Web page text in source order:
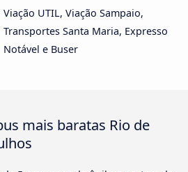
Viação UTIL, Viação Sampaio,
Transportes Santa Maria, Expresso
Notável e Buser
mais baratas Rio de